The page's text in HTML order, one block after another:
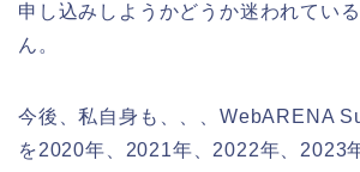
申し込みしようかどうか迷われてい
ん。
今後、私自身も、、、WebARENA
を2020年、2021年、2022年、2023